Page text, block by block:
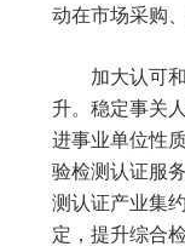
动在市场采购
加大认可
升。稳定事关
进事业单位性
验检测认证服
测认证产业集
定，提升综合